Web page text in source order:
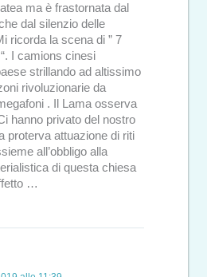
ma è frastornata dal
dal silenzio delle
ricorda la scena di ” 7
I camions cinesi
strillando ad altissimo
rivoluzionarie da
. Il Lama osserva
hanno privato del nostro
proterva attuazione di riti
all’obbligo alla
di questa chiesa
…